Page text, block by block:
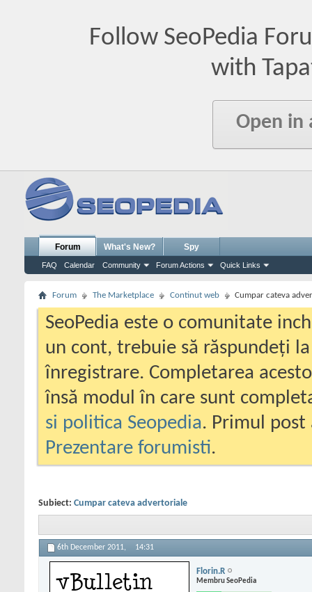
Follow SeoPedia
with
Open in
Forum
FAQ Calendar Community Forum Actions Quick Links
What's New? Spy
Forum The Marketplace Continut web Cumpar cateva
SeoPedia este o comunitate
un cont, trebuie să răspundeți
înregistrare. Completarea
însă modul în care sunt
si politica Seopedia. Primul
Prezentare forumisti.
Subiect: Cumpar cateva advertoriale
6th December 2011, 14:31
Florin.R
Membru SeoPedia